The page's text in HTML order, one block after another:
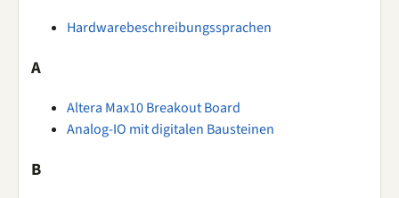
Hardwarebeschreibungssprachen
A
Altera Max10 Breakout Board
Analog-IO mit digitalen Bausteinen
B